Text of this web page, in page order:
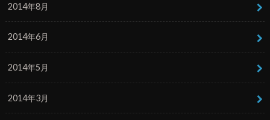
2014年8月
2014年6月
2014年5月
2014年3月